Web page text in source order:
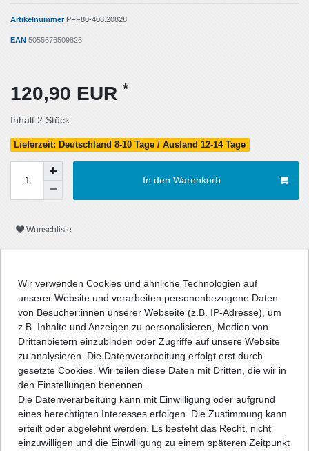
Artikelnummer PFF80-408.20828
EAN 5055676509826
120,90 EUR *
Inhalt 2 Stück
Lieferzeit: Deutschland 8-10 Tage / Ausland 12-14 Tage
In den Warenkorb
Wunschliste
Beschreibung
Technische Daten
Angaben Produktsicherheit
Wir verwenden Cookies und ähnliche Technologien auf
unserer Website und verarbeiten personenbezogene Daten
von Besucher:innen unserer Webseite (z.B. IP-Adresse), um
z.B. Inhalte und Anzeigen zu personalisieren, Medien von
Drittanbietern einzubinden oder Zugriffe auf unsere Website
zu analysieren. Die Datenverarbeitung erfolgt erst durch
gesetzte Cookies. Wir teilen diese Daten mit Dritten, die wir in
den Einstellungen benennen.
Die Datenverarbeitung kann mit Einwilligung oder aufgrund
eines berechtigten Interesses erfolgen. Die Zustimmung kann
erteilt oder abgelehnt werden. Es besteht das Recht, nicht
einzuwilligen und die Einwilligung zu einem späteren Zeitpunkt